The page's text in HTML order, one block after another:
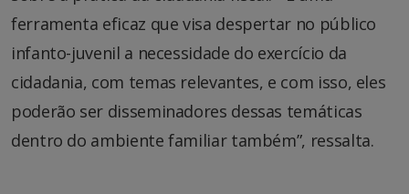
ferramenta eficaz que visa despertar no público
infanto-juvenil a necessidade do exercício da
cidadania, com temas relevantes, e com isso, eles
poderão ser disseminadores dessas temáticas
dentro do ambiente familiar também”, ressalta.